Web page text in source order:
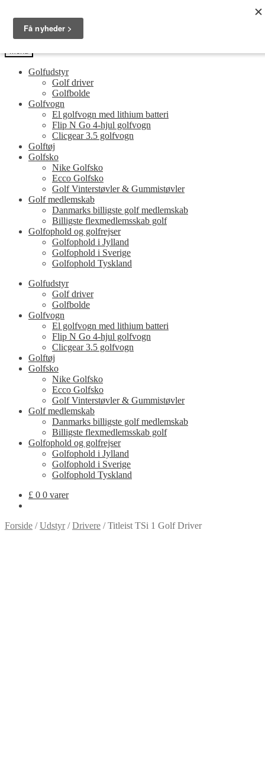
navigation
indhold
Guides og tips til dit næste golfudstyr
Menu
Golfudstyr
Golf driver
Golfbolde
Golfvogn
El golfvogn med lithium batteri
Flip N Go 4-hjul golfvogn
Clicgear 3.5 golfvogn
Golftøj
Golfsko
Nike Golfsko
Ecco Golfsko
Golf Vinterstøvler & Gummistøvler
Golf medlemskab
Danmarks billigste golf medlemskab
Billigste flexmedlemsskab golf
Golfophold og golfrejser
Golfophold i Jylland
Golfophold i Sverige
Golfophold Tyskland
Golfudstyr
Golf driver
Golfbolde
Golfvogn
El golfvogn med lithium batteri
Flip N Go 4-hjul golfvogn
Clicgear 3.5 golfvogn
Golftøj
Golfsko
Nike Golfsko
Ecco Golfsko
Golf Vinterstøvler & Gummistøvler
Golf medlemskab
Danmarks billigste golf medlemskab
Billigste flexmedlemsskab golf
Golfophold og golfrejser
Golfophold i Jylland
Golfophold i Sverige
Golfophold Tyskland
£ 0 0 varer
Forside /Udstyr/Drivere /Titleist TSi 1 Golf Driver